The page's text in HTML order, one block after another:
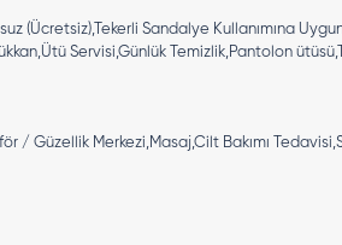
(Ücretsiz),Tekerli Sandalye Kullanımına
Servisi,Günlük Temizlik,Pantolon
/ Güzellik Merkezi,Masaj,Cilt Bakımı